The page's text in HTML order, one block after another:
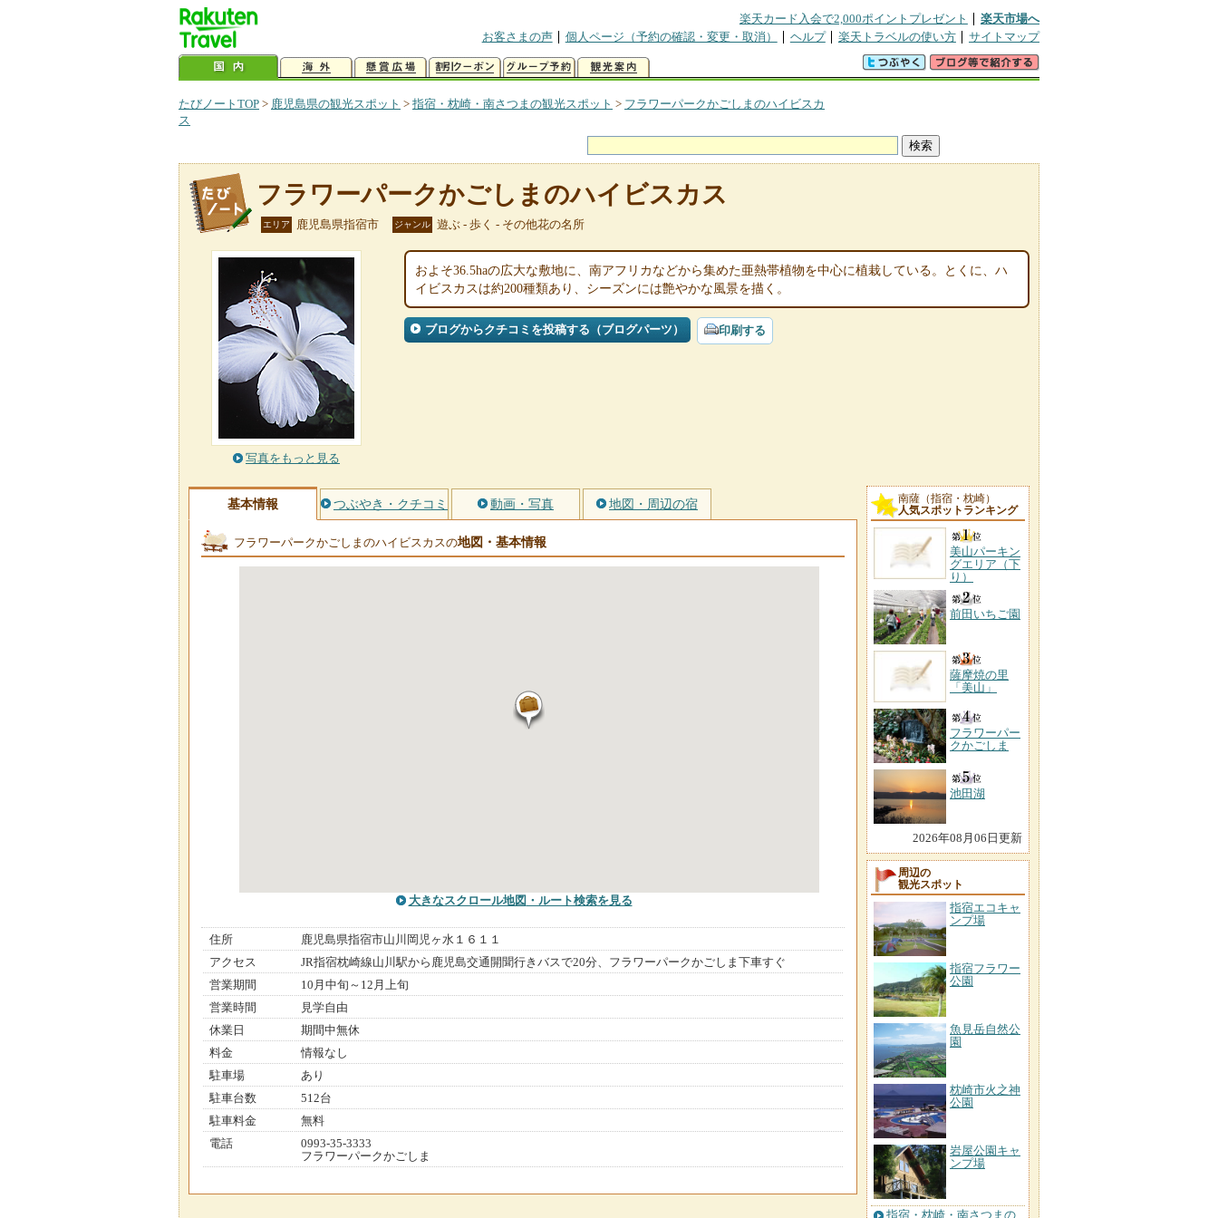
楽天カード入会で2,000ポイントプレゼント
楽天市場へ
お客さまの声
個人ページ（予約の確認・変更・取消） ヘルプ 楽天トラベルの使い方 サイトマップ
たびノートTOP > 鹿児島県の観光スポット > 指宿・枕崎・南さつまの観光スポット > フラワーパークかごしまのハイビスカ
ス
フラワーパークかごしまのハイビスカス
エリア 鹿児島県指宿市 ジャンル 遊ぶ - 歩く - その他花の名所
写真をもっと見る
およそ36.5haの広大な敷地に、南アフリカなどから集めた亜熱帯植物を中心に植栽している。とくに、ハ
イビスカスは約200種類あり、シーズンには艶やかな風景を描く。
ブログからクチコミを投稿する（ブログパーツ） 印刷する
基本情報 つぶやき・クチコミ 動画・写真 地図・周辺の宿
フラワーパークかごしまのハイビスカスの地図・基本情報
大きなスクロール地図 ・ルート検索を見る
住所
鹿児島県指宿市山川岡児ヶ水１６１１
アクセス
JR指宿枕崎線山川駅から鹿児島交通開聞行きバスで20分、フラワーパークかごしま下車すぐ
営業期間
10月中旬～12月上旬
営業時間
見学自由
休業日
期間中無休
料金
情報なし
駐車場
あり
駐車台数
512台
駐車料金
無料
電話
0993-35-3333
フラワーパークかごしま
南薩（指宿・枕崎）
人気スポットランキング
美山パーキン
グエリア（下
り）
前田いちご園
薩摩焼の里
「美山」
フラワーパー
クかごしま
池田湖
2026年08月06日更新
周辺の
観光スポット
指宿エコキャ
ンプ場
指宿フラワー
公園
魚見岳自然公
園
枕崎市火之神
公園
岩屋公園キャ
ンプ場
指宿・枕崎・南さつまの